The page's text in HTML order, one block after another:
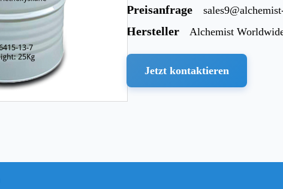
Preisanfrage
Hersteller Alchemist
Jetzt kontaktieren